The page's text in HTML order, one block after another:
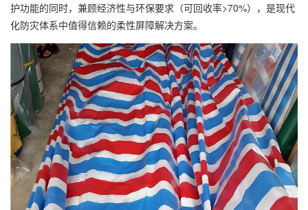
护功能的同时，兼顾经济性与环保要求（可回收率>70%），是现代
化防灾体系中值得信赖的柔性屏障解决方案。